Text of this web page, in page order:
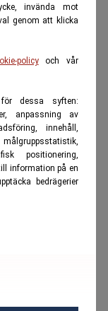
invända mot
genom att klicka
policyoch vår
dessa syften:
anpassning av
innehåll,
positionering,
information på en
bedrägerier